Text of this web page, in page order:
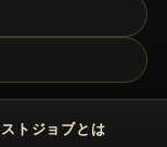
トジョブとは